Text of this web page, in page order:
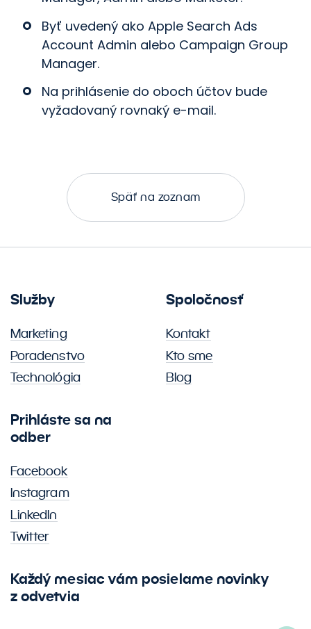
Byť uvedený ako Apple Search Ads
Account Admin alebo Campaign Group
Manager.
Na prihlásenie do oboch účtov bude
vyžadovaný rovnaký e-mail.
Späť na zoznam
Služby
Marketing
Poradenstvo
Technológia
Spoločnosť
Kontakt
Kto sme
Blog
Prihláste sa na
odber
Facebook
Instagram
LinkedIn
Twitter
Každý mesiac vám posielame novinky
z odvetvia